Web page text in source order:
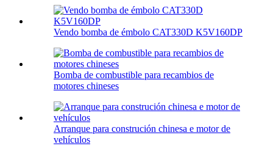
Vendo bomba de émbolo CAT330D K5V160DP
Bomba de combustible para recambios de
motores chineses
Arranque para construción chinesa e motor de
vehículos